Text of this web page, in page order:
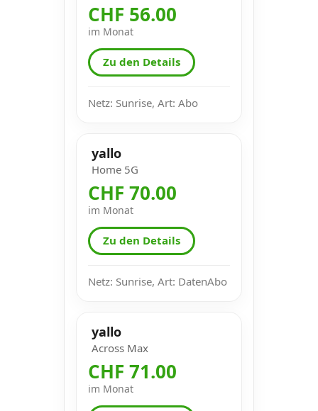
CHF 56.00
im Monat
Zu den Details
Netz: Sunrise, Art: Abo
yallo
Home 5G
CHF 70.00
im Monat
Zu den Details
Netz: Sunrise, Art: DatenAbo
yallo
Across Max
CHF 71.00
im Monat